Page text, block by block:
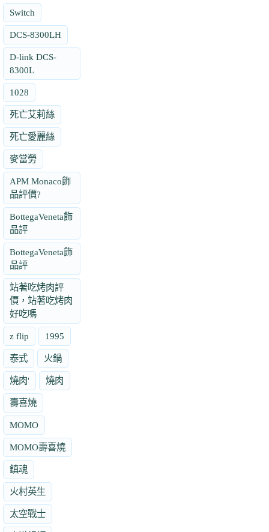
Switch
DCS-8300LH
D-link DCS-
8300L
1028
死亡艾莉絲
死亡愛麗絲
麥當勞
APM Monaco飾
品評價?
BottegaVeneta飾
品評
BottegaVeneta飾
品評
站著吃烤肉評
價，站著吃烤肉
好吃嗎
z flip 1995
泰式 火鍋
燒肉' 燒肉
壽喜燒
MOMO
MOMO壽喜燒
鎮魂
火村英生
太空戰士